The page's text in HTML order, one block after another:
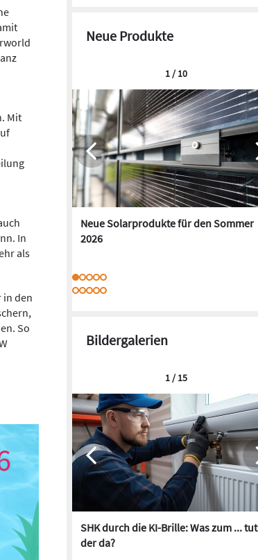
Mit
In
als
in den
So
Neue Produkte
Neue Solarprodukte für den Sommer
2026
1 / 10
Bildergalerien
SHK durch die KI-Brille: Was zum ... tut
der da?
1 / 15